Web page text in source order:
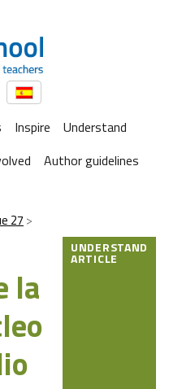
Inspire
Understand
Author guidelines
27
la
UNDERSTAND
ARTICLE